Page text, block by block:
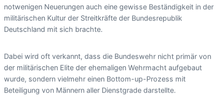
notwenigen Neuerungen auch eine gewisse Beständigkeit in der
militärischen Kultur der Streitkräfte der Bundesrepublik
Deutschland mit sich brachte.
Dabei wird oft verkannt, dass die Bundeswehr nicht primär von
der militärischen Elite der ehemaligen Wehrmacht aufgebaut
wurde, sondern vielmehr einen Bottom-up-Prozess mit
Beteiligung von Männern aller Dienstgrade darstellte.